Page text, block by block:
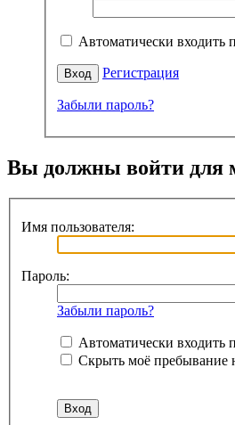
Автоматически
Регистрация
Забыли пароль?
Вы должны войти для
Имя пользователя:
Пароль:
Забыли пароль?
Автоматически
Скрыть моё пребывание